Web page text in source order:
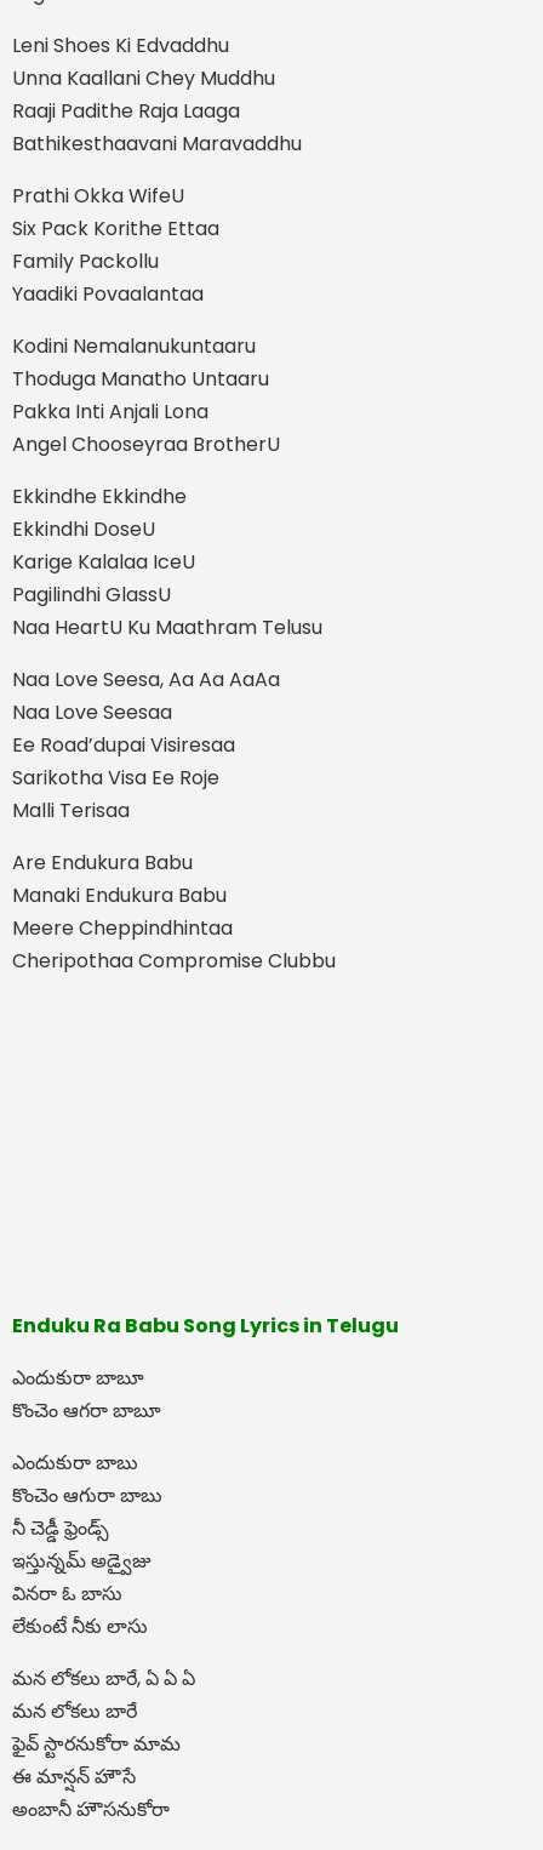
Leni Shoes Ki Edvaddhu
Unna Kaallani Chey Muddhu
Raaji Padithe Raja Laaga
Bathikesthaavani Maravaddhu
Prathi Okka WifeU
Six Pack Korithe Ettaa
Family Packollu
Yaadiki Povaalantaa
Kodini Nemalanukuntaaru
Thoduga Manatho Untaaru
Pakka Inti Anjali Lona
Angel Chooseyraa BrotherU
Ekkindhe Ekkindhe
Ekkindhi DoseU
Karige Kalalaa IceU
Pagilindhi GlassU
Naa HeartU Ku Maathram Telusu
Naa Love Seesa, Aa Aa AaAa
Naa Love Seesaa
Ee Road’dupai Visiresaa
Sarikotha Visa Ee Roje
Malli Terisaa
Are Endukura Babu
Manaki Endukura Babu
Meere Cheppindhintaa
Cheripothaa Compromise Clubbu
Enduku Ra Babu Song Lyrics in Telugu
ఎందుకురా బాబూ
కొంచెం ఆగరా బాబూ
ఎందుకురా బాబు
కొంచెం ఆగురా బాబు
నీ చెడ్డీ ఫ్రెండ్స్
ఇస్తున్నమ్ అడ్వైజు
వినరా ఓ బాసు
లేకుంటే నీకు లాసు
మన లోకలు బారే, ఏ ఏ ఏ
మన లోకలు బారే
ఫైవ్ స్టారనుకోరా మామ
ఈ మాన్షన్ హౌసే
అంబానీ హౌసనుకోరా